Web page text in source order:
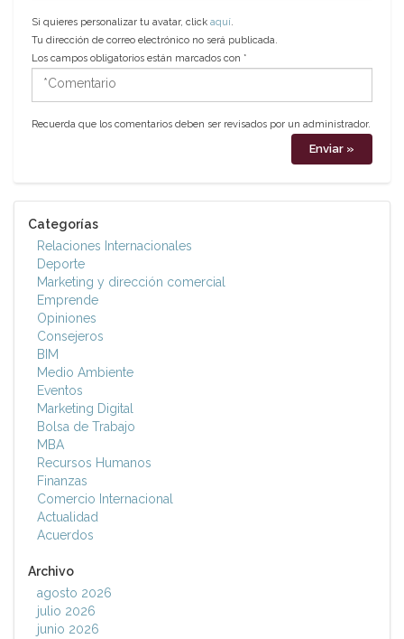
Si quieres personalizar tu avatar, click aquí.
Tu dirección de correo electrónico no será publicada.
Los campos obligatorios están marcados con *
*Comentario
Recuerda que los comentarios deben ser revisados por un administrador.
Categorías
Relaciones Internacionales
Deporte
Marketing y dirección comercial
Emprende
Opiniones
Consejeros
BIM
Medio Ambiente
Eventos
Marketing Digital
Bolsa de Trabajo
MBA
Recursos Humanos
Finanzas
Comercio Internacional
Actualidad
Acuerdos
Archivo
agosto 2026
julio 2026
junio 2026